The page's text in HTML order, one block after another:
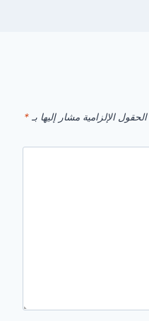
الحقول الإلزامية مشار إليها بـ *